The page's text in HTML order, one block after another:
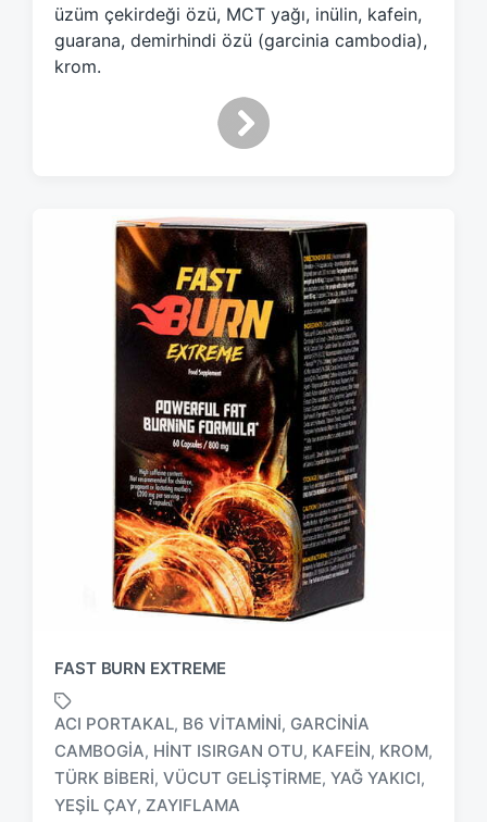
üzüm çekirdeği özü, MCT yağı, inülin, kafein,
guarana, demirhindi özü (garcinia cambodia),
krom.
FAST BURN EXTREME
a
g
ACI PORTAKAL, B6 VITAMINI, GARCINIA
CAMBOGIA, HINT ISIRGAN OTU, KAFEIN, KROM,
TÜRK BIBERI, VÜCUT GELIŞTIRME, YAĞ YAKICI,
YEŞIL ÇAY, ZAYIFLAMA